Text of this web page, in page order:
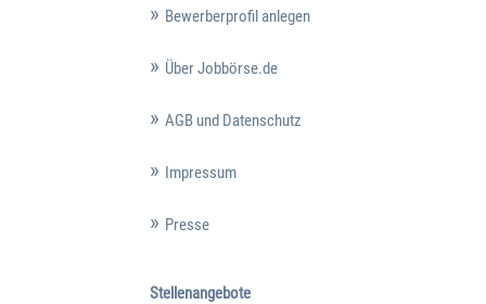
Bewerberprofil anlegen
Über Jobbörse.de
AGB und Datenschutz
Impressum
Presse
Stellenangebote